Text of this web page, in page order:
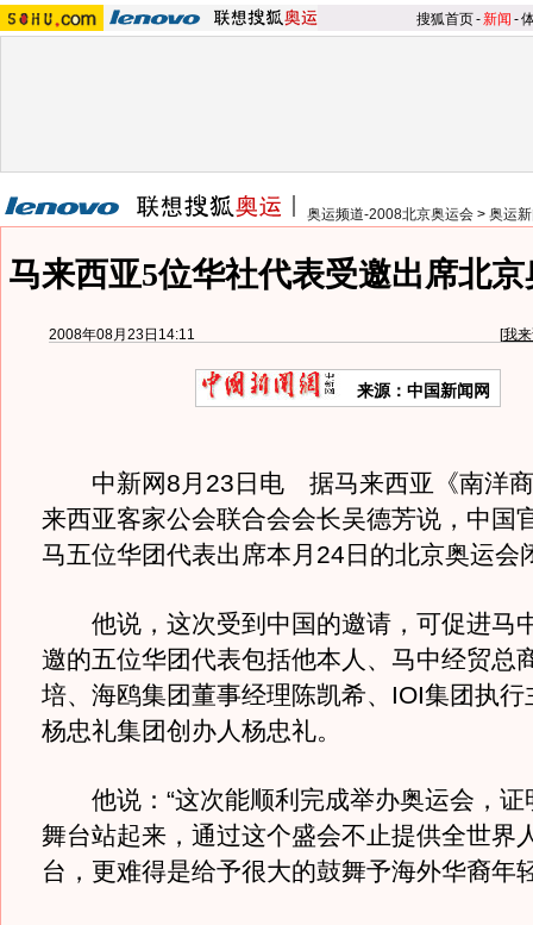
搜狐首页-新闻 -
奥运频道-2008北京奥运会 > 奥运
马来西亚5位华社代表受邀出席北
2008年08月23日14:11 [我
来源：中国新闻网
中新网8月23日电 据马来西亚《南洋商
来西亚客家公会联合会会长吴德芳说，中国
马五位华团代表出席本月24日的北京奥运会
他说，这次受到中国的邀请，可促进马
邀的五位华团代表包括他本人、马中经贸总
培、海鸥集团董事经理陈凯希、IOI集团执行
杨忠礼集团创办人杨忠礼。
他说：“这次能顺利完成举办奥运会，证
舞台站起来，通过这个盛会不止提供全世界
台，更难得是给予很大的鼓舞予海外华裔年